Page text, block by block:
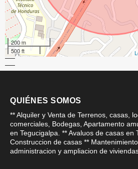
200 m
500 ft
QUIÉNES SOMOS
** Alquiler y Venta de Terrenos, casas,
comerciales, Bodegas, Apartamento
en Tegucigalpa. ** Avaluos de casas en
Construccion de casas **
administracion y ampliacion de